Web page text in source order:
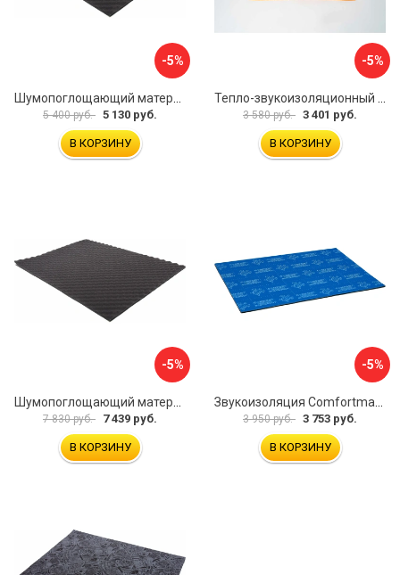
-5%
Шумопоглощающий материал Dreamcar Wave 15 WD-15M-S075100P1046
5 400 руб. 5 130 руб.
В КОРЗИНУ
-5%
Тепло-звукоизоляционный материал Шумофф П4В БП000000433
3 580 руб. 3 401 руб.
В КОРЗИНУ
-5%
7 830 руб. 7 439 руб.
В КОРЗИНУ
-5%
3 950 руб. 3 753 руб.
В КОРЗИНУ